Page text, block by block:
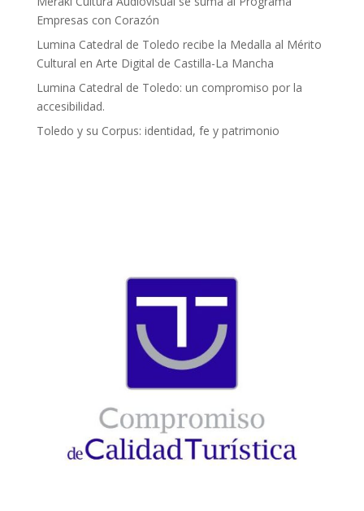
Empresas con Corazón
Lumina Catedral de Toledo recibe la Medalla al Mérito
Cultural en Arte Digital de Castilla-La Mancha
Lumina Catedral de Toledo: un compromiso por la
accesibilidad.
Toledo y su Corpus: identidad, fe y patrimonio